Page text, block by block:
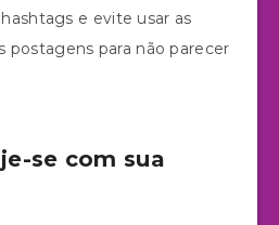
e evite usar as
postagens para não parecer
se com sua